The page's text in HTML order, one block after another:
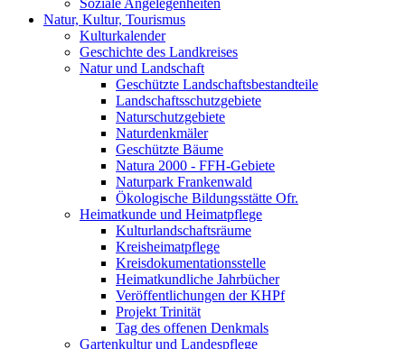
Soziale Angelegenheiten
Natur, Kultur, Tourismus
Kulturkalender
Geschichte des Landkreises
Natur und Landschaft
Geschützte Landschaftsbestandteile
Landschaftsschutzgebiete
Naturschutzgebiete
Naturdenkmäler
Geschützte Bäume
Natura 2000 - FFH-Gebiete
Naturpark Frankenwald
Ökologische Bildungsstätte Ofr.
Heimatkunde und Heimatpflege
Kulturlandschaftsräume
Kreisheimatpflege
Kreisdokumentationsstelle
Heimatkundliche Jahrbücher
Veröffentlichungen der KHPf
Projekt Trinität
Tag des offenen Denkmals
Gartenkultur und Landespflege